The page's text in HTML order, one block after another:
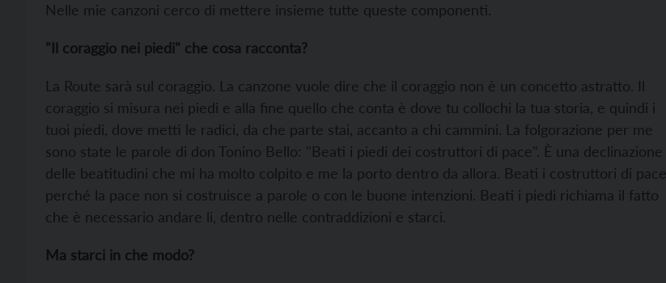
Nelle mie canzoni cerco di mettere insieme tutte queste componenti.
"Il coraggio nei piedi" che cosa racconta?
La Route sarà sul coraggio. La canzone vuole dire che il coraggio non è un concetto astratto. Il
coraggio si misura nei piedi e alla fine quello che conta è dove tu collochi la tua storia, e quindi i
tuoi piedi, dove metti le radici, da che parte stai, accanto a chi cammini. La folgorazione per me
sono state le parole di don Tonino Bello: "Beati i piedi dei costruttori di pace". È una declinazione
delle beatitudini che mi ha molto colpito e me la porto dentro da allora. Beati i costruttori di pace,
perché la pace non si costruisce a parole o con le buone intenzioni. Beati i piedi richiama il fatto
che è necessario andare li, dentro nelle contraddizioni e starci.
Ma starci in che modo?